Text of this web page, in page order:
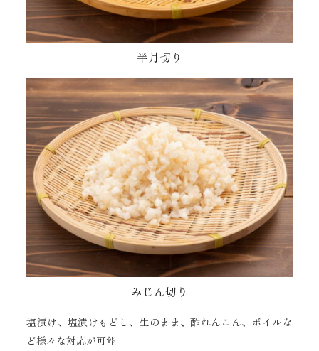
半月切り
みじん切り
塩漬け、塩漬けもどし、生のまま、酢れんこん、ボイルな
ど様々な対応が可能